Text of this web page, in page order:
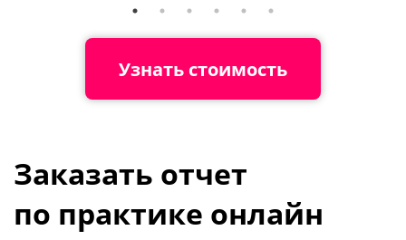
Узнать стоимость
Заказать отчет
по практике онлайн